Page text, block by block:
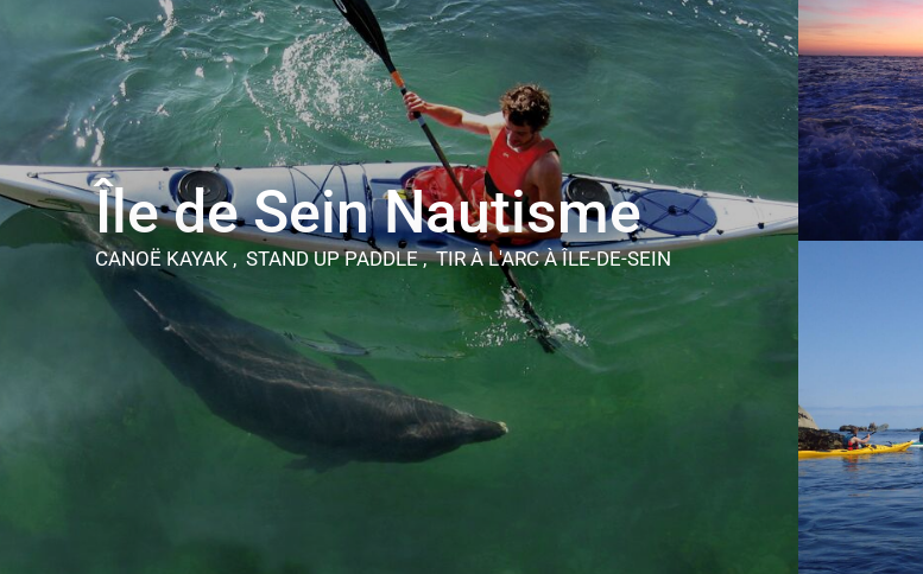
Île de Sein Nautisme
CANOË KAYAK , STAND UP PADDLE , TIR À L'ARCÀ ÎLE-DE-SEIN